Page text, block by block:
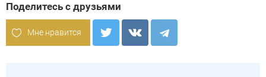
Поделитесь с друзьями
Мне нравится